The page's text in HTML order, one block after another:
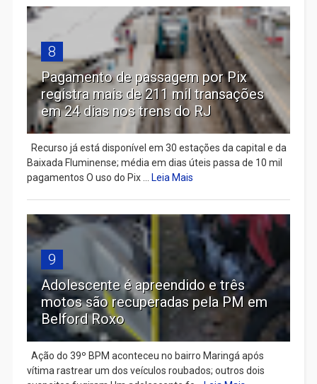
8
Pagamento de passagem por Pix
registra mais de 211 mil transações
em 24 dias nos trens do RJ
Recurso já está disponível em 30 estações da capital e da
Baixada Fluminense; média em dias úteis passa de 10 mil
pagamentos O uso do Pix ... Leia Mais
9
Adolescente é apreendido e três
motos são recuperadas pela PM em
Belford Roxo
Ação do 39º BPM aconteceu no bairro Maringá após
vítima rastrear um dos veículos roubados; outros dois